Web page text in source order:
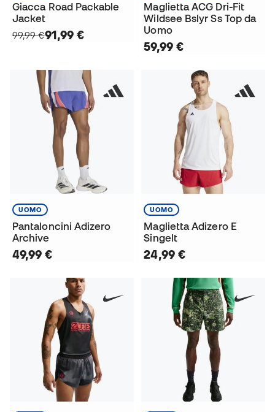
Giacca Road Packable
Jacket
99,99 €91,99 €
Maglietta ACG Dri-Fit
Wildsee Bslyr Ss Top da
Uomo
59,99 €
UOMO
Pantaloncini Adizero
Archive
49,99 €
UOMO
Maglietta Adizero E
Singelt
24,99 €